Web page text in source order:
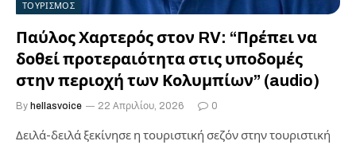
ΤΟΥΡΙΣΜΟΣ
Παύλος Χαρτερός στον RV: “Πρέπει να
δοθεί προτεραιότητα στις υποδομές
στην περιοχή των Κολυμπίων” (audio)
By hellasvoice 22 Απριλίου, 2026 0
Δειλά-δειλά ξεκίνησε η τουριστική σεζόν στην τουριστική